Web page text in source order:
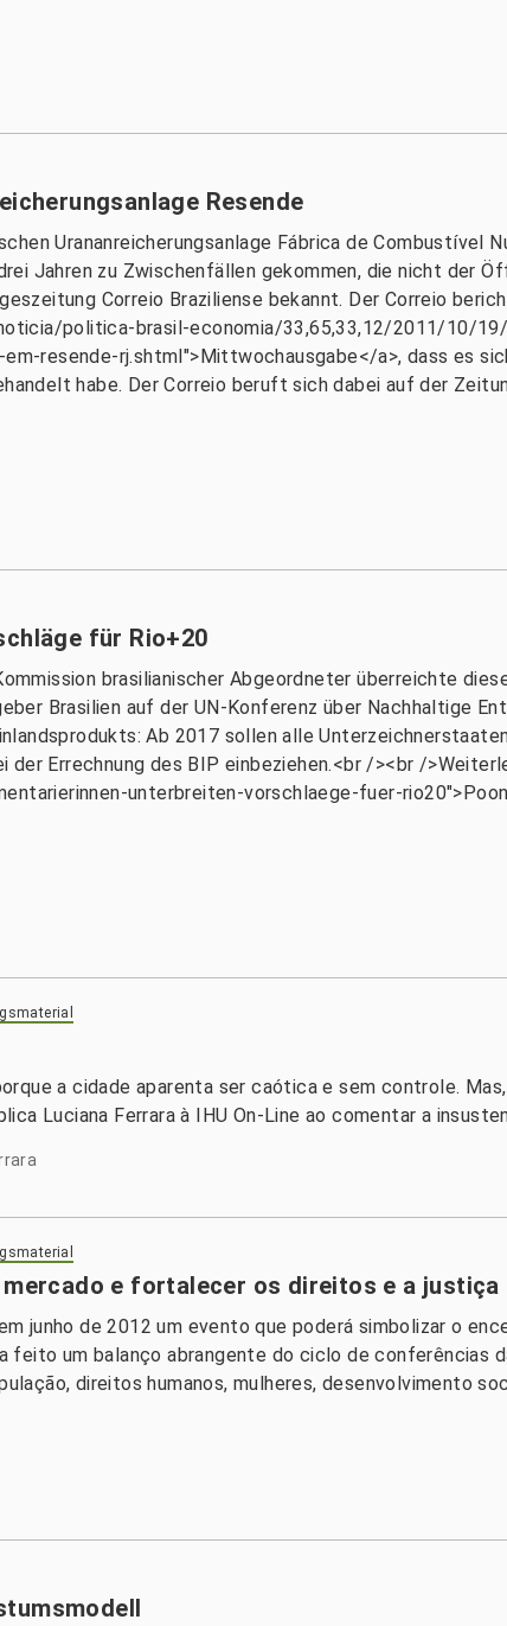
Resende
Urananreicherungsanlage Fábrica de Combustível
Jahren zu Zwischenfällen gekommen, die nicht der
Correio Braziliense bekannt. Der Correio
politica-brasil-economia/33,65,33,12/2011/10/
resende-rj.shtml">Mittwochausgabe</a>, dass es
habe. Der Correio beruft sich dabei auf der
für Rio+20
brasilianischer Abgeordneter überreichte
Brasilien auf der UN-Konferenz über Nachhaltige
Ab 2017 sollen alle
Errechnung des BIP einbeziehen.<br /><br /
unterbreiten-vorschlaege-fuer-
a cidade aparenta ser caótica e sem controle.
Luciana Ferrara à IHU On-Line ao comentar a
e fortalecer os direitos e a
junho de 2012 um evento que poderá simbolizar o
feito um balanço abrangente do ciclo de conferências
direitos humanos, mulheres, desenvolvimento